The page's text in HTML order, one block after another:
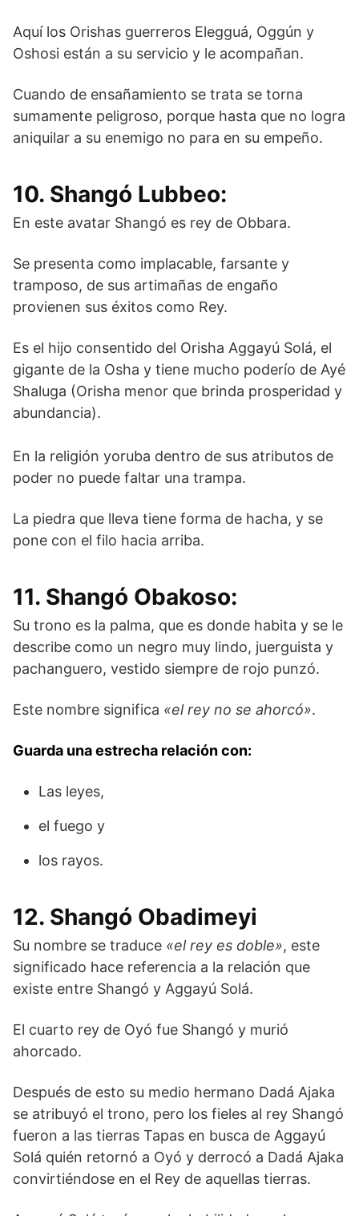
Aquí los Orishas guerreros Elegguá, Oggún y
Oshosi están a su servicio y le acompañan.
Cuando de ensañamiento se trata se torna
sumamente peligroso, porque hasta que no logra
aniquilar a su enemigo no para en su empeño.
10. Shangó Lubbeo:
En este avatar Shangó es rey de Obbara.
Se presenta como implacable, farsante y
tramposo, de sus artimañas de engaño
provienen sus éxitos como Rey.
Es el hijo consentido del Orisha Aggayú Solá, el
gigante de la Osha y tiene mucho poderío de Ayé
Shaluga (Orisha menor que brinda prosperidad y
abundancia).
En la religión yoruba dentro de sus atributos de
poder no puede faltar una trampa.
La piedra que lleva tiene forma de hacha, y se
pone con el filo hacia arriba.
11. Shangó Obakoso:
Su trono es la palma, que es donde habita y se le
describe como un negro muy lindo, juerguista y
pachanguero, vestido siempre de rojo punzó.
Este nombre significa «el rey no se ahorcó».
Guarda una estrecha relación con:
Las leyes,
el fuego y
los rayos.
12. Shangó Obadimeyi
Su nombre se traduce «el rey es doble», este
significado hace referencia a la relación que
existe entre Shangó y Aggayú Solá.
El cuarto rey de Oyó fue Shangó y murió
ahorcado.
Después de esto su medio hermano Dadá Ajaka
se atribuyó el trono, pero los fieles al rey Shangó
fueron a las tierras Tapas en busca de Aggayú
Solá quién retornó a Oyó y derrocó a Dadá Ajaka
convirtiéndose en el Rey de aquellas tierras.